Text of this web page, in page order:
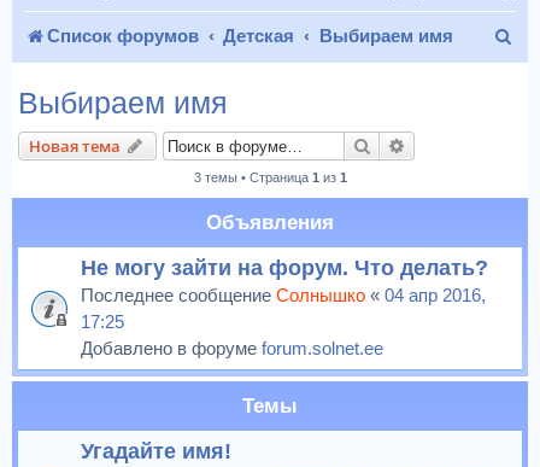
Список форумов Детская Выбираем имя
к
Выбираем имя
Новая тема Поиск
3 темы • Страница 1 из 1
Объявления
Не могу зайти на форум. Что делать?
Последнее сообщение Солнышко « 04 апр 2016,
17:25
Добавлено в форуме forum.solnet.ee
Темы
Угадайте имя!